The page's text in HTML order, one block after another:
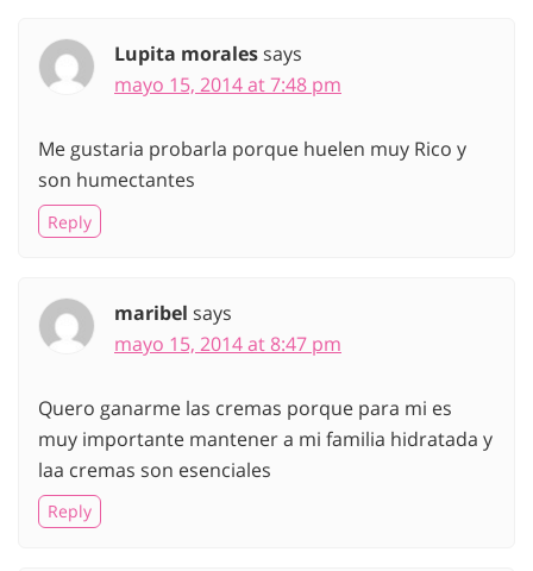
Lupita moralessays
mayo 15, 2014 at 7:48 pm
Me gustaria probarla porque huelen muy Rico y
son humectantes
Reply
maribel says
mayo 15, 2014 at 8:47 pm
Quero ganarme las cremas porque para mi es
muy importante mantener a mi familia hidratada y
laa cremas son esenciales
Reply